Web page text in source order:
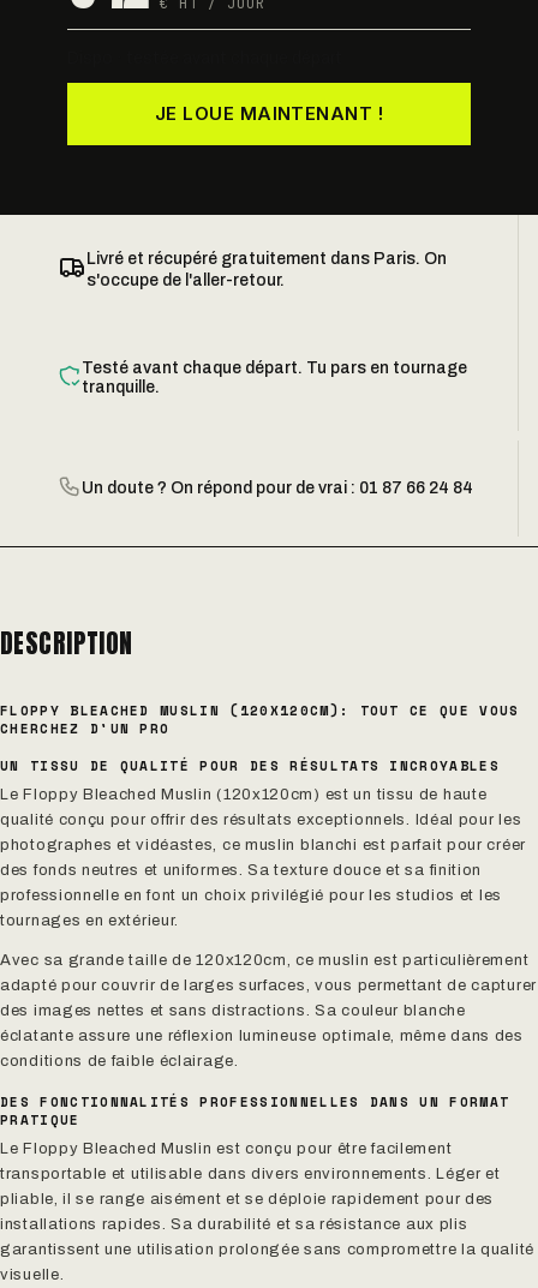
JE LOUE MAINTENANT !
Livré et récupéré gratuitement dans Paris. On
s'occupe de l'aller-retour.
Testé avant chaque départ. Tu pars en tournage
tranquille.
Un doute ? On répond pour de vrai : 01 87 66 24 84
DESCRIPTION
FLOPPY BLEACHED MUSLIN (120X120CM): TOUT CE QUE VOUS
CHERCHEZ D'UN PRO
UN TISSU DE QUALITÉ POUR DES RÉSULTATS INCROYABLES
Le Floppy Bleached Muslin (120x120cm) est un tissu de haute
qualité conçu pour offrir des résultats exceptionnels. Idéal pour les
photographes et vidéastes, ce muslin blanchi est parfait pour créer
des fonds neutres et uniformes. Sa texture douce et sa finition
professionnelle en font un choix privilégié pour les studios et les
tournages en extérieur.
Avec sa grande taille de 120x120cm, ce muslin est particulièrement
adapté pour couvrir de larges surfaces, vous permettant de capturer
des images nettes et sans distractions. Sa couleur blanche
éclatante assure une réflexion lumineuse optimale, même dans des
conditions de faible éclairage.
DES FONCTIONNALITÉS PROFESSIONNELLES DANS UN FORMAT
PRATIQUE
Le Floppy Bleached Muslin est conçu pour être facilement
transportable et utilisable dans divers environnements. Léger et
pliable, il se range aisément et se déploie rapidement pour des
installations rapides. Sa durabilité et sa résistance aux plis
garantissent une utilisation prolongée sans compromettre la qualité
visuelle.